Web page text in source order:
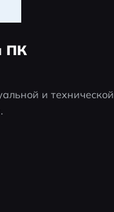
ПК
и технической